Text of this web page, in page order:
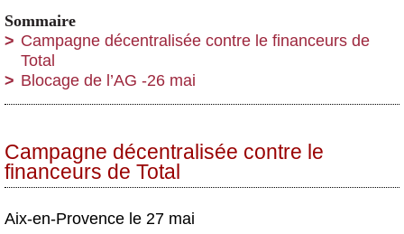
Sommaire
Campagne décentralisée contre le financeurs de
Total
Blocage de l’AG -26 mai
Campagne décentralisée contre le
financeurs de Total
Aix-en-Provence le 27 mai